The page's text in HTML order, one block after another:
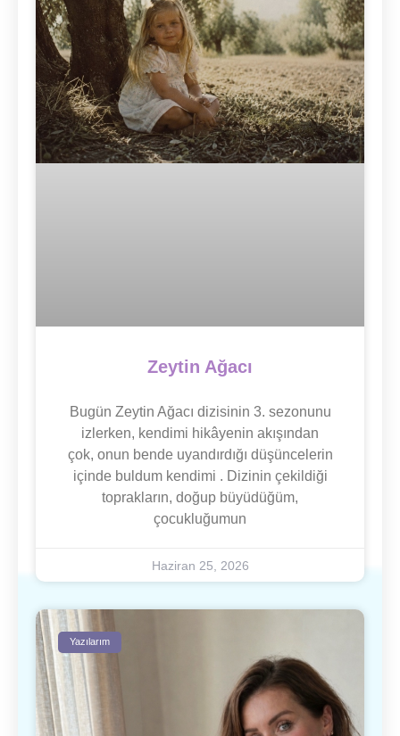
Zeytin Ağacı
Bugün Zeytin Ağacı dizisinin 3. sezonunu
izlerken, kendimi hikâyenin akışından
çok, onun bende uyandırdığı düşüncelerin
içinde buldum kendimi . Dizinin çekildiği
toprakların, doğup büyüdüğüm,
çocukluğumun
Haziran 25, 2026
Yazılarım